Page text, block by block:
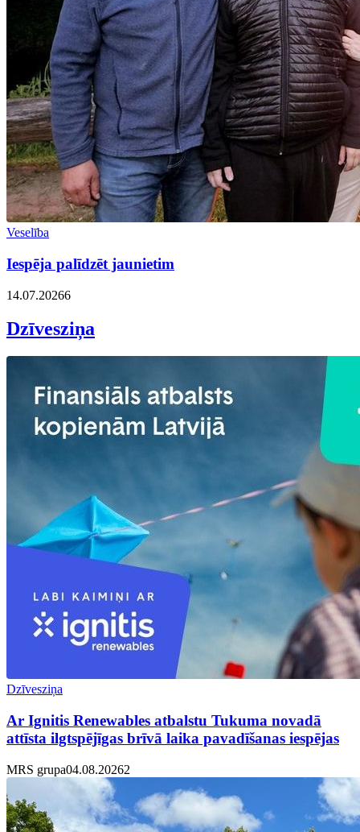
Veselība
Iespēja palīdzēt jaunietim
14.07.20266
Dzīvesziņa
Dzīvesziņa
Ar Ignitis Renewables atbalstu Tukuma novadā
attīsta ilgtspējīgas brīvā laika pavadīšanas iespējas
MRS grupa04.08.20262